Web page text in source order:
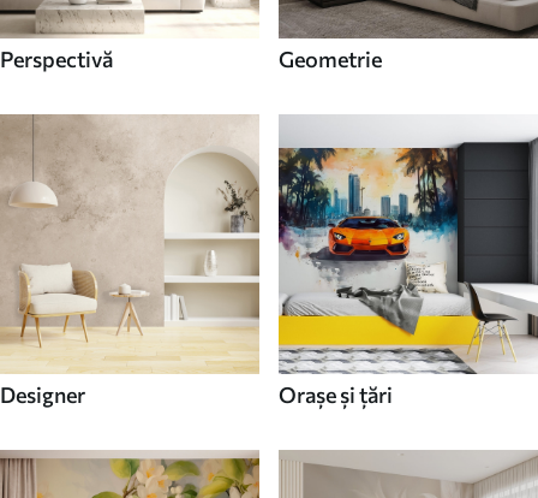
Perspectivă Geometrie
Designer Orașe și țări